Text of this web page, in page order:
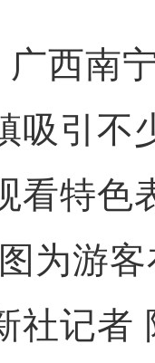
西南宁
吸引不
看特色
为游
社记者